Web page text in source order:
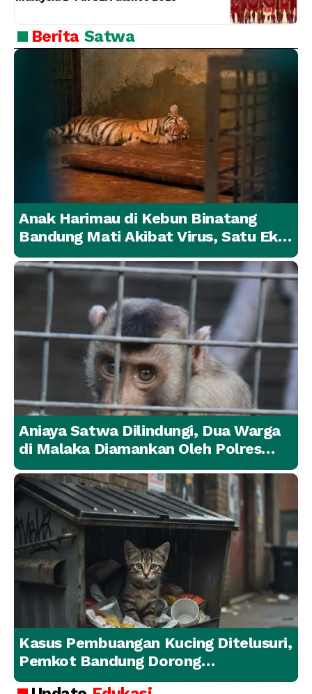
Berita Satwa
Anak Harimau di Kebun Binatang
Bandung Mati Akibat Virus, Satu Ekor
Lainnya Berangsur Membaik
Aniaya Satwa Dilindungi, Dua Warga
di Malaka Diamankan Oleh Polres
Malaka
Kasus Pembuangan Kucing Ditelusuri,
Pemkot Bandung Dorong
Penanganan Hewan yang